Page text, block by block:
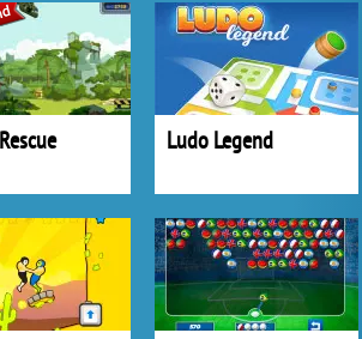
Ludo Legend